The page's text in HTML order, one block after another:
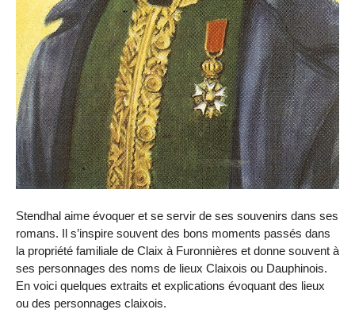
Stendhal aime évoquer et se servir de ses souvenirs dans ses
romans. Il s’inspire souvent des bons moments passés dans
la propriété familiale de Claix à Furonnières et donne souvent à
ses personnages des noms de lieux Claixois ou Dauphinois.
En voici quelques extraits et explications évoquant des lieux
ou des personnages claixois.